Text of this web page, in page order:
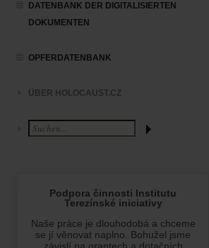
DATENBANK DER DIGITALISIERTEN
DOKUMENTEN
OPFERDATENBANK
ÜBER HOLOCAUST.CZ